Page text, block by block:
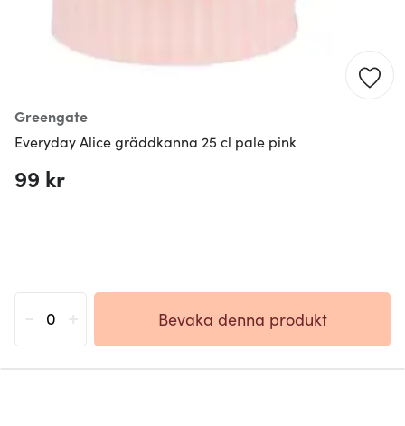
Greengate
Everyday Alice gräddkanna 25 cl pale pink
99 kr
Bevaka denna produkt